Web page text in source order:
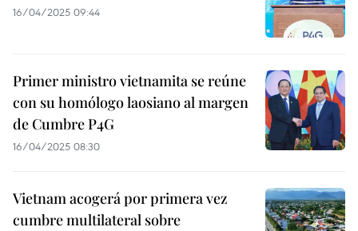
16/04/2025 09:44
Primer ministro vietnamita se reúne
con su homólogo laosiano al margen
de Cumbre P4G
16/04/2025 08:30
Vietnam acogerá por primera vez
cumbre multilateral sobre